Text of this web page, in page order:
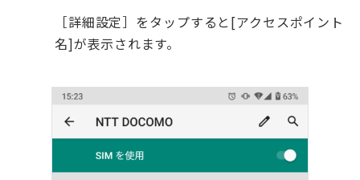
［詳細設定］をタップすると[アクセスポイント
名]が表示されます。